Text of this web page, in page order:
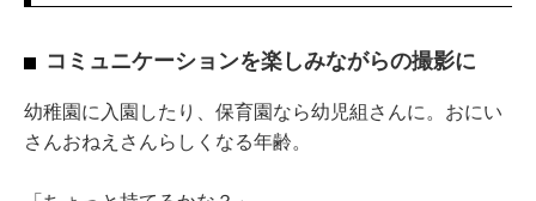
コミュニケーションを楽しみながらの撮影に
幼稚園に入園したり、保育園なら幼児組さんに。おにい
さんおねえさんらしくなる年齢。